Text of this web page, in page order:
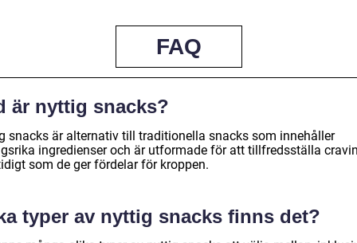
FAQ
är nyttig snacks?
snacks är alternativ till traditionella snacks som innehåller
ingredienser och är utformade för att tillfredsställa
som de ger fördelar för kroppen.
typer av nyttig snacks finns det?